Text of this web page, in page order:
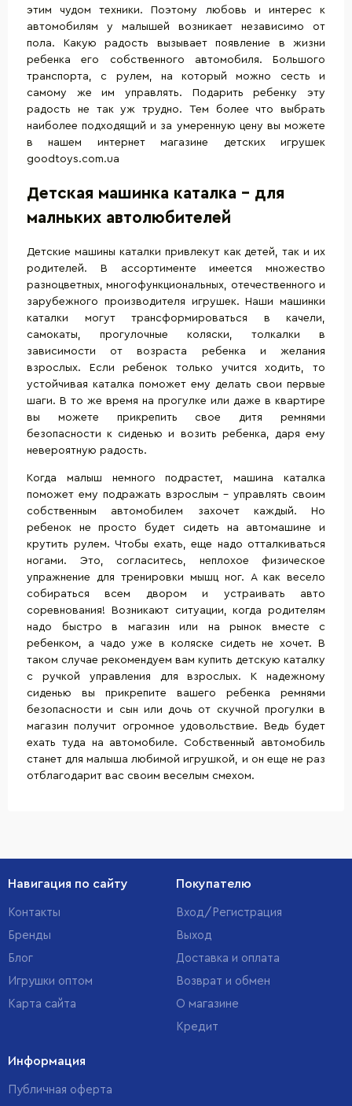
этим чудом техники. Поэтому любовь и интерес к
автомобилям у малышей возникает независимо от
пола. Какую радость вызывает появление в жизни
ребенка его собственного автомобиля. Большого
транспорта, с рулем, на который можно сесть и
самому же им управлять. Подарить ребенку эту
радость не так уж трудно. Тем более что выбрать
наиболее подходящий и за умеренную цену вы можете
в нашем интернет магазине детских игрушек
goodtoys.com.ua
Детская машинка каталка - для
малньких автолюбителей
Детские машины каталки привлекут как детей, так и их
родителей. В ассортименте имеется множество
разноцветных, многофункциональных, отечественного и
зарубежного производителя игрушек. Наши машинки
каталки могут трансформироваться в качели,
самокаты, прогулочные коляски, толкалки в
зависимости от возраста ребенка и желания
взрослых. Если ребенок только учится ходить, то
устойчивая каталка поможет ему делать свои первые
шаги. В то же время на прогулке или даже в квартире
вы можете прикрепить свое дитя ремнями
безопасности к сиденью и возить ребенка, даря ему
невероятную радость.
Когда малыш немного подрастет, машина каталка
поможет ему подражать взрослым - управлять своим
собственным автомобилем захочет каждый. Но
ребенок не просто будет сидеть на автомашине и
крутить рулем. Чтобы ехать, еще надо отталкиваться
ногами. Это, согласитесь, неплохое физическое
упражнение для тренировки мышц ног. А как весело
собираться всем двором и устраивать авто
соревнования! Возникают ситуации, когда родителям
надо быстро в магазин или на рынок вместе с
ребенком, а чадо уже в коляске сидеть не хочет. В
таком случае рекомендуем вам купить детскую каталку
с ручкой управления для взрослых. К надежному
сиденью вы прикрепите вашего ребенка ремнями
безопасности и сын или дочь от скучной прогулки в
магазин получит огромное удовольствие. Ведь будет
ехать туда на автомобиле. Собственный автомобиль
станет для малыша любимой игрушкой, и он еще не раз
отблагодарит вас своим веселым смехом.
Навигация по сайту
Контакты
Бренды
Блог
Игрушки оптом
Карта сайта
Покупателю
Вход/Регистрация
Выход
Доставка и оплата
Возврат и обмен
О магазине
Кредит
Информация
Публичная оферта